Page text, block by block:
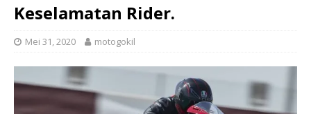
Keselamatan Rider.
Mei 31, 2020 motogokil